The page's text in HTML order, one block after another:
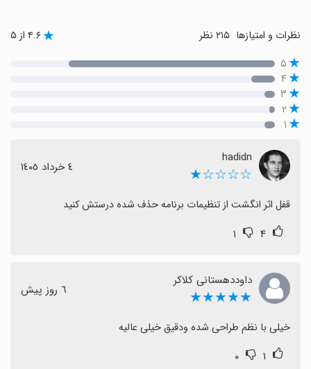
نظرات و امتیازها ۴.۶ از ۵
۵
۴
۳
۲
۱
hadidn
☆☆☆☆★ ٤ خرداد ١٤٠٥
قفل اثر انگشت از تنظیمات برنامه حذف شده درستش کنید
۴ ۱
داوددهستانی کلاکر
★★★★★ ٦ روز پیش
خیلی با نظم طراحی شده ودقیق خیلی عالیه
۱ ۰